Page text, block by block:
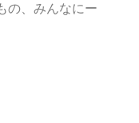
の、みんなにー